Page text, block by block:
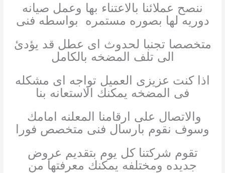
ننصح عملائنا بالاعتناء بها وعمل صيانه
دوريه لها بصوره مستمره بواسطه فنى
متخصصا تجنبا لحدوث اى عطل قد يؤدئ
الى تلف المضخه بالكامل
اذا كنت عزيزى العميل تواجه اى مشكله
فى المضخه يمكنك الاستعانه بنا
والاتصال على ارقامنا المعلنه امامك
وسوف نقوم بارسال فنى متخصص فورا
تقوم شركتنا كل يوم بتقديم عروض
جديده ومختلفه يمكنك معرفتها من